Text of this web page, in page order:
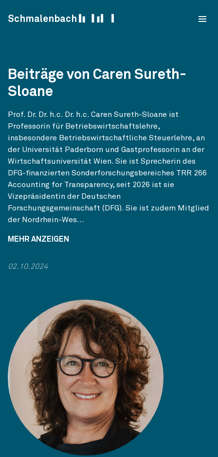
Schmalenbach
Beiträge von Caren Sureth-
Sloane
Prof. Dr. Dr. h.c. Dr. h.c. Caren Sureth-Sloane ist
Professorin für Betriebswirtschaftslehre,
insbesondere Betriebswirtschaftliche Steuerlehre, an
der Universität Paderborn und Gastprofessorin an der
Wirtschaftsuniversität Wien. Sie ist Sprecherin des
DFG-finanzierten Sonderforschungsbereiches TRR 266
Accounting for Transparency, seit 2026 ist sie
Vizepräsidentin der Deutschen
Forschungsgemeinschaft (DFG). Sie ist zudem Mitglied
der Nordrhein-Wes...
MEHR ANZEIGEN
02.10.2024